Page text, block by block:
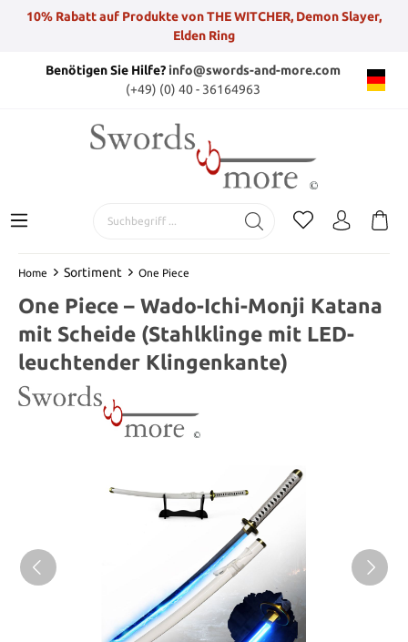
10% Rabatt auf Produkte von THE WITCHER, Demon Slayer,
Elden Ring
Benötigen Sie Hilfe?info@swords-and-more.com
(+49) (0) 40 - 36164963
Home Sortiment One Piece
One Piece – Wado-Ichi-Monji Katana
mit Scheide (Stahlklinge mit LED-
leuchtender Klingenkante)